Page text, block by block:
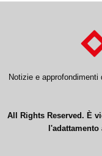
Notizie e
All Rights Reserved. È